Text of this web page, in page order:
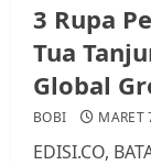
3 Rupa
Tua
Global
BOBI MARET
EDISI.CO,